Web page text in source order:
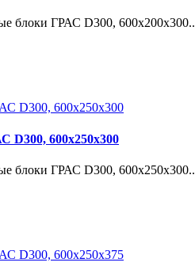
блоки ГРАС D300, 600x200x300..
D300, 600x250x300
блоки ГРАС D300, 600x250x300..